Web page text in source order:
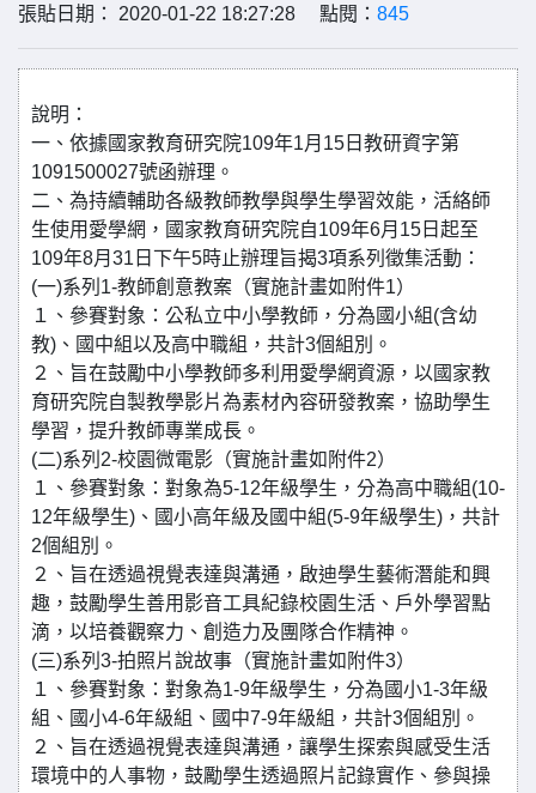
張貼日期： 2020-01-22 18:27:28 點閱： 845
說明：
一、依據國家教育研究院109年1月15日教研資字第
1091500027號函辦理。
二、為持續輔助各級教師教學與學生學習效能，活絡師
生使用愛學網，國家教育研究院自109年6月15日起至
109年8月31日下午5時止辦理旨揭3項系列徵集活動：
(一)系列1-教師創意教案（實施計畫如附件1）
１、參賽對象：公私立中小學教師，分為國小組(含幼
教)、國中組以及高中職組，共計3個組別。
２、旨在鼓勵中小學教師多利用愛學網資源，以國家教
育研究院自製教學影片為素材內容研發教案，協助學生
學習，提升教師專業成長。
(二)系列2-校園微電影（實施計畫如附件2）
１、參賽對象：對象為5-12年級學生，分為高中職組(10-
12年級學生)、國小高年級及國中組(5-9年級學生)，共計
2個組別。
２、旨在透過視覺表達與溝通，啟迪學生藝術潛能和興
趣，鼓勵學生善用影音工具紀錄校園生活、戶外學習點
滴，以培養觀察力、創造力及團隊合作精神。
(三)系列3-拍照片說故事（實施計畫如附件3）
１、參賽對象：對象為1-9年級學生，分為國小1-3年級
組、國小4-6年級組、國中7-9年級組，共計3個組別。
２、旨在透過視覺表達與溝通，讓學生探索與感受生活
環境中的人事物，鼓勵學生透過照片記錄實作、參與操